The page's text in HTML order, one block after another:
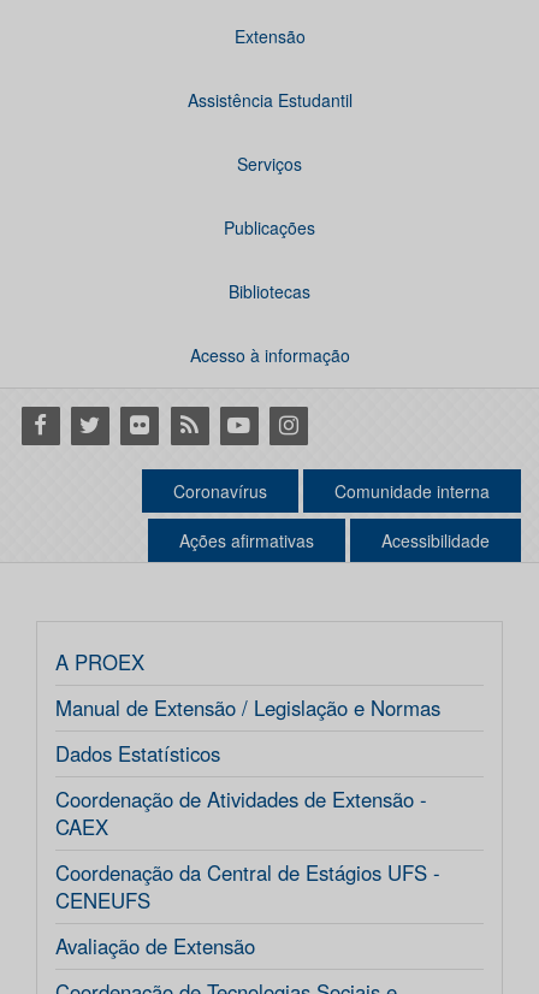
Extensão
Assistência Estudantil
Serviços
Publicações
Bibliotecas
Acesso à informação
Facebook
Twitter Flickr RSS YoutubeInstagram
Coronavírus Comunidade interna
Ações afirmativas Acessibilidade
A PROEX
Manual de Extensão / Legislação e Normas
Dados Estatísticos
Coordenação de Atividades de Extensão -
CAEX
Coordenação da Central de Estágios UFS -
CENEUFS
Avaliação de Extensão